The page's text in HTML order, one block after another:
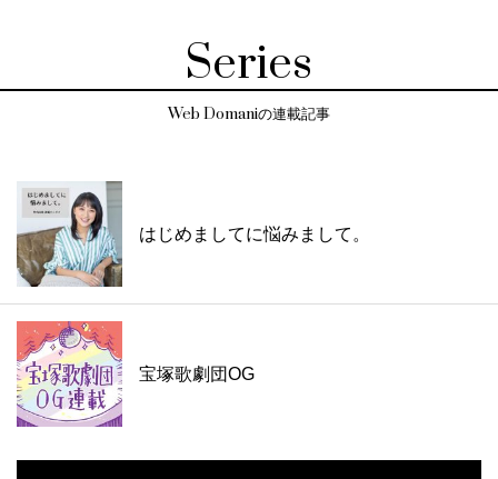
Series
Web Domaniの連載記事
はじめましてに悩みまして。
宝塚歌劇団OG